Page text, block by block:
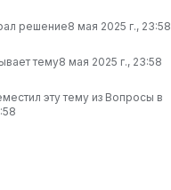
решение8 мая 2025 г., 23:58
тему8 мая 2025 г., 23:58
эту тему из Вопросы в